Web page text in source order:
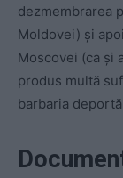
dezmembrarea
Moldovei) și
Moscovei (ca și
produs multă
barbaria